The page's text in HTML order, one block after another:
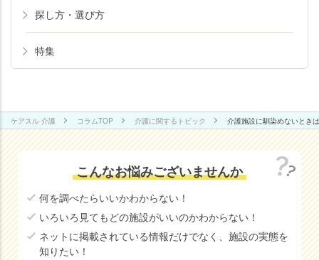
探し方・選び方
特集
ケアスル 介護 コラムTOP 介護に関するトピック 介護施設に馴染めないとき
こんなお悩みございませんか
何を調べたらいいかわからない！
いろいろ見てもどの施設がいいのかわからない！
ネットに掲載されている情報だけでなく、施設の実態を
知りたい！